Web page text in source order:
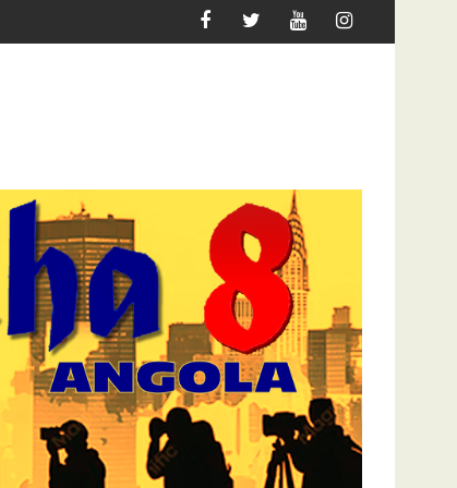
ATAQUE À UNITEL AINDA AFECTA A VIDA DOS